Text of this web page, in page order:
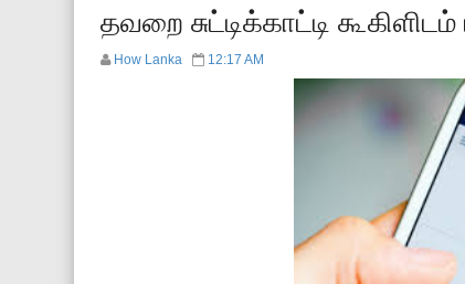
தவறை சுட்டிக்காட்டி
How Lanka 12:17 AM